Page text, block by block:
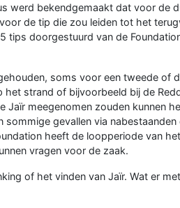
werd bekendgemaakt dat voor de
de tip die zou leiden tot het
tips doorgestuurd van de
soms voor een tweede of
strand of bijvoorbeeld bij de
meegenomen zouden kunnen
gevallen via
heeft de loopperiode van
vragen voor de zaak.
of het vinden van Jaïr. Wat er